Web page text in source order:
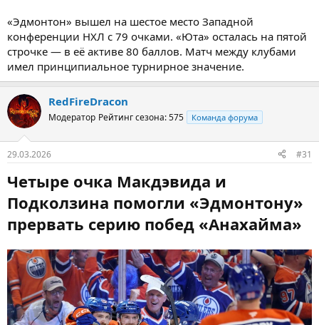
«Эдмонтон» вышел на шестое место Западной
конференции НХЛ с 79 очками. «Юта» осталась на пятой
строчке — в её активе 80 баллов. Матч между клубами
имел принципиальное турнирное значение.
RedFireDracon
Модератор Рейтинг сезона: 575 Команда форума
29.03.2026 #31
Четыре очка Макдэвида и
Подколзина помогли «Эдмонтону»
прервать серию побед «Анахайма»